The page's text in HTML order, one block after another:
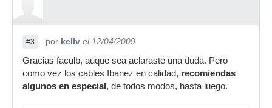
#3 por kellv el 12/04/2009
Gracias faculb, auque sea aclaraste una duda. Pero
como vez los cables Ibanez en calidad, recomiendas
algunos en especial , de todos modos, hasta luego.